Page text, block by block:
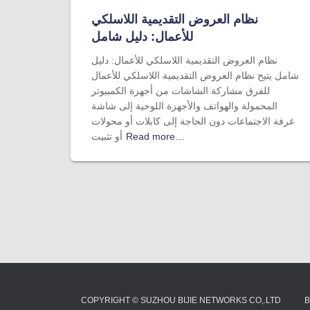
نظام العروض التقديمية اللاسلكي
للأعمال: دليل شامل
نظام العروض التقديمية اللاسلكي للأعمال: دليل
شامل يتيح نظام العروض التقديمية اللاسلكي للأعمال
للفرق مشاركة الشاشات من أجهزة الكمبيوتر
المحمولة والهواتف والأجهزة اللوحية إلى شاشة
غرفة الاجتماعات دون الحاجة إلى كابلات أو محولات
أو تثبيت Read more…
COPYRIGHT © SUZHOU BIJIE NETWORKS CO,.LTD